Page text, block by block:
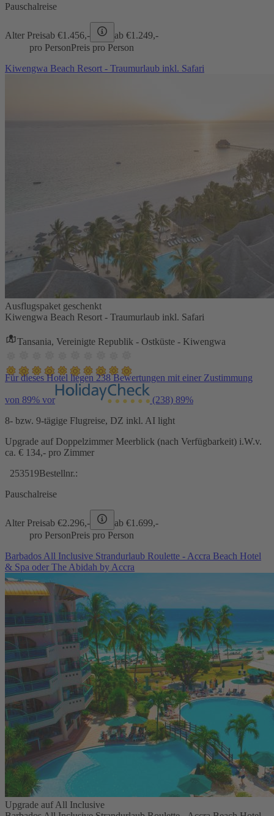
Pauschalreise
Alter Preisab €1.456,- ab €1.249,-
pro PersonPreis pro Person
Kiwengwa Beach Resort - Traumurlaub inkl. Safari
Ausflugspaket geschenkt
Kiwengwa Beach Resort - Traumurlaub inkl. Safari
Tansania, Vereinigte Republik - Ostküste - Kiwengwa
Für dieses Hotel liegen 238 Bewertungen mit einer Zustimmung
von 89% vor (238) 89%
8- bzw. 9-tägige Flugreise, DZ inkl. AI light
Upgrade auf Doppelzimmer Meerblick (nach Verfügbarkeit) i.W.v.
ca. € 134,- pro Zimmer
253519Bestellnr.:
Pauschalreise
Alter Preisab €2.296,- ab €1.699,-
pro PersonPreis pro Person
Barbados All Inclusive Strandurlaub Roulette - Accra Beach Hotel
& Spa oder The Abidah by Accra
Upgrade auf All Inclusive